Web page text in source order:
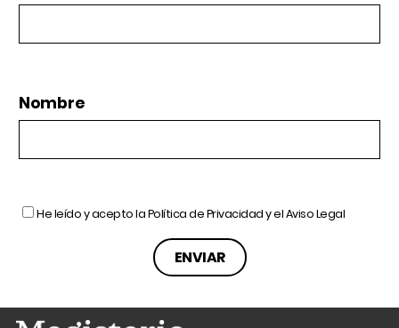
Nombre
He leído y acepto laPolítica de Privacidady elAviso Legal